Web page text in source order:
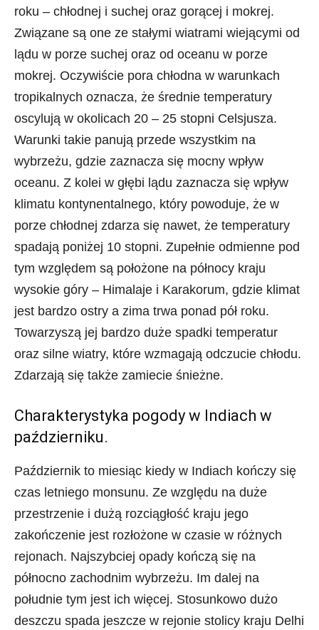
roku – chłodnej i suchej oraz gorącej i mokrej.
Związane są one ze stałymi wiatrami wiejącymi od
lądu w porze suchej oraz od oceanu w porze
mokrej. Oczywiście pora chłodna w warunkach
tropikalnych oznacza, że średnie temperatury
oscylują w okolicach 20 – 25 stopni Celsjusza.
Warunki takie panują przede wszystkim na
wybrzeżu, gdzie zaznacza się mocny wpływ
oceanu. Z kolei w głębi lądu zaznacza się wpływ
klimatu kontynentalnego, który powoduje, że w
porze chłodnej zdarza się nawet, że temperatury
spadają poniżej 10 stopni. Zupełnie odmienne pod
tym względem są położone na północy kraju
wysokie góry – Himalaje i Karakorum, gdzie klimat
jest bardzo ostry a zima trwa ponad pół roku.
Towarzyszą jej bardzo duże spadki temperatur
oraz silne wiatry, które wzmagają odczucie chłodu.
Zdarzają się także zamiecie śnieżne.
Charakterystyka pogody w Indiach w
październiku.
Październik to miesiąc kiedy w Indiach kończy się
czas letniego monsunu. Ze względu na duże
przestrzenie i dużą rozciągłość kraju jego
zakończenie jest rozłożone w czasie w różnych
rejonach. Najszybciej opady kończą się na
północno zachodnim wybrzeżu. Im dalej na
południe tym jest ich więcej. Stosunkowo dużo
deszczu spada jeszcze w rejonie stolicy kraju Delhi